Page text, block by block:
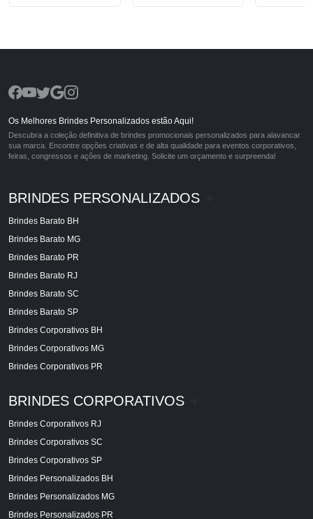
Os Melhores Brindes Personalizados estão Aqui!
Descubra a coleção definitiva de brindes promocionais personalizados para alavancar
sua marca. Encontre opções criativas e de alta qualidade para eventos corporativos,
feiras, congressos e ações de marketing. Solicite um orçamento e surpreenda!
BRINDES PERSONALIZADOS
Brindes Barato BH
Brindes Barato MG
Brindes Barato PR
Brindes Barato RJ
Brindes Barato SC
Brindes Barato SP
Brindes Corporativos BH
Brindes Corporativos MG
Brindes Corporativos PR
BRINDES CORPORATIVOS
Brindes Corporativos RJ
Brindes Corporativos SC
Brindes Corporativos SP
Brindes Personalizados BH
Brindes Personalizados MG
Brindes Personalizados PR